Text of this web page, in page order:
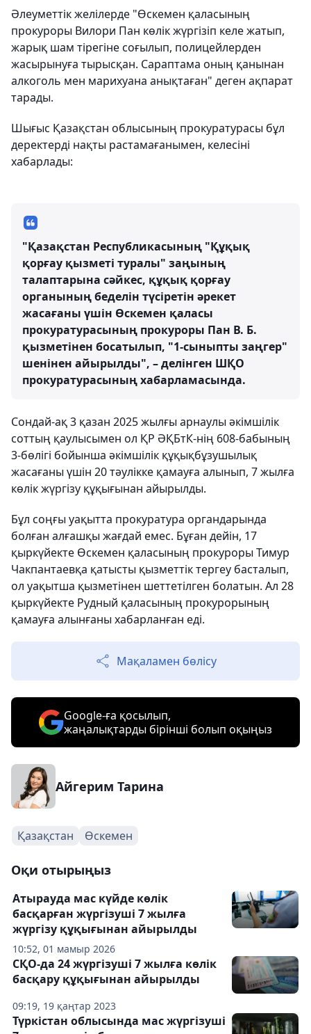
Әлеуметтік желілерде "Өскемен қаласының
прокуроры Вилори Пан көлік жүргізіп келе жатып,
жарық шам тірегіне соғылып, полицейлерден
жасырынуға тырысқан. Сараптама оның қанынан
алкоголь мен марихуана анықтаған" деген ақпарат
тарады.
Шығыс Қазақстан облысының прокуратурасы бұл
деректерді нақты растамағанымен, келесіні
хабарлады:
"Қазақстан Республикасының "Құқық
қорғау қызметі туралы" заңының
талаптарына сәйкес, құқық қорғау
органының беделін түсіретін әрекет
жасағаны үшін Өскемен қаласы
прокуратурасының прокуроры Пан В. Б.
қызметінен босатылып, "1-сыныпты заңгер"
шенінен айырылды", – делінген ШҚО
прокуратурасының хабарламасында.
Сондай-ақ 3 қазан 2025 жылғы арнаулы әкімшілік
соттың қаулысымен ол ҚР ӘҚБтК-нің 608-бабының
3-бөлігі бойынша әкімшілік құқықбұзушылық
жасағаны үшін 20 тәулікке қамауға алынып, 7 жылға
көлік жүргізу құқығынан айырылды.
Бұл соңғы уақытта прокуратура органдарында
болған алғашқы жағдай емес. Бұған дейін, 17
қыркүйекте Өскемен қаласының прокуроры Тимур
Чакпантаевқа қатысты қызметтік тергеу басталып,
ол уақытша қызметінен шеттетілген болатын. Ал 28
қыркүйекте Рудный қаласының прокурорының
қамауға алынғаны хабарланған еді.
Мақаламен бөлісу
Google-ға қосылып,
жаңалықтарды бірінші болып оқыңыз
Айгерим Тарина
Қазақстан Өскемен
Оқи отырыңыз
10:52, 01 мамыр 2026
Атырауда мас күйде көлік
басқарған жүргізуші 7 жылға
жүргізу құқығынан айырылды
09:19, 19 қаңтар 2023
СҚО-да 24 жүргізуші 7 жылға көлік
басқару құқығынан айырылды
Түркістан облысында мас жүргізуші